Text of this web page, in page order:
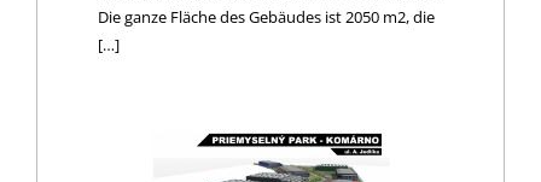
Die ganze Fläche des Gebäudes ist 2050 m2, die
[…]